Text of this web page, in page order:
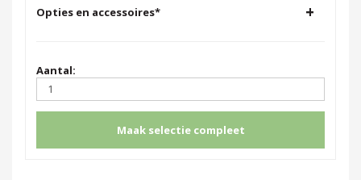
Opties en accessoires* +
Aantal:
Maak selectie compleet